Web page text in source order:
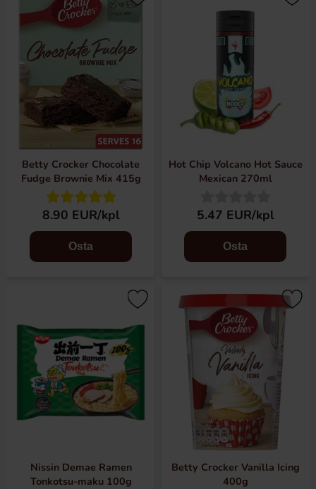
Betty Crocker Chocolate
Fudge Brownie Mix 415g
8.90 EUR/kpl
Osta
Hot Chip Volcano Hot Sauce
Mexican 270ml
5.47 EUR/kpl
Osta
Nissin Demae Ramen
Tonkotsu-maku 100g
Betty Crocker Vanilla Icing
400g